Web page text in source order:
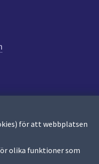
för att webbplatsen
olika funktioner som